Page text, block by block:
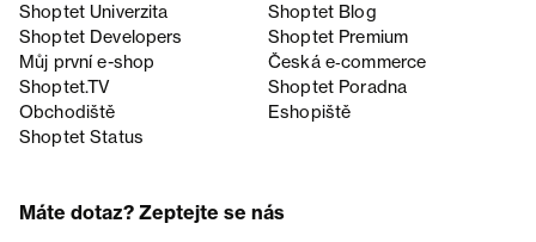
Shoptet Univerzita
Shoptet Blog
Shoptet Developers
Shoptet Premium
Můj první e-shop
Česká e‑commerce
Shoptet.TV
Shoptet Poradna
Obchodiště
Eshopiště
Shoptet Status
Máte dotaz? Zeptejte se nás